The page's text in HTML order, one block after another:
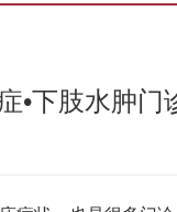
•下肢水肿